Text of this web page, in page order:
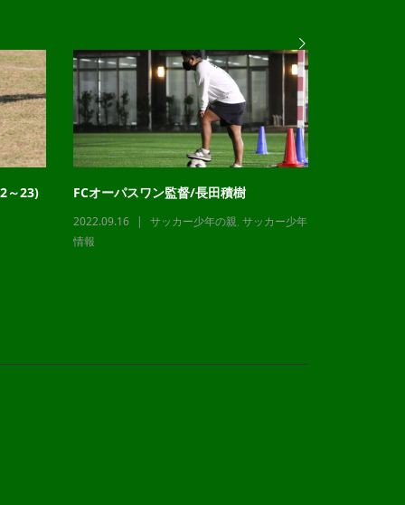
～23) FCオーパスワン監督/長田積樹
2022.09.16 サッカー少年の親, サッカー少年
情報